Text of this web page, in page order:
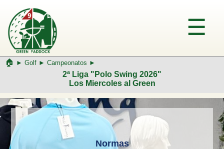
🏠︎ ► Golf ► Campeonatos ►
2ª Liga "Polo Swing 2026"
Los Miercoles al Green
Normas